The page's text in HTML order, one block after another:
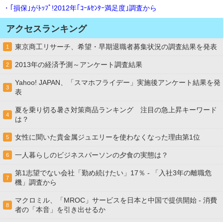
・｢損保｣がﾄｯﾌﾟ!2012年｢ｺｰﾙｾﾝﾀｰ満足度｣調査から
アクセスランキング
1 東京商工リサーチ、希望・早期退職者募集状況の調査結果を発表
2 2013年の経済予測～アンケート調査結果
3
Yahoo! JAPAN、「スマホフライデー」実施後アンケート結果を発
表
4
夏を乗り切る暑さ対策商品ランキング 注目の急上昇キーワード
は？
5 女性に聞いた貴金属ジュエリーを使わなくなった理由第1位
6 一人暮らしのビジネスパーソンの夕食の実態は？
7
第1志望でない会社「勤め続けたい」17％ - 「入社3年の離職危
機」調査から
8
マクロミル、「MROC」サービスを日本と中国で提供開始 - 消費
者の「本音」を引き出せるか